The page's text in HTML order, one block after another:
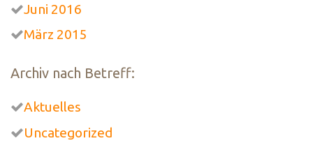
Juni 2016
März 2015
Archiv nach Betreff:
Aktuelles
Uncategorized